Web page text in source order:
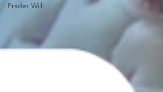
Prader Willi